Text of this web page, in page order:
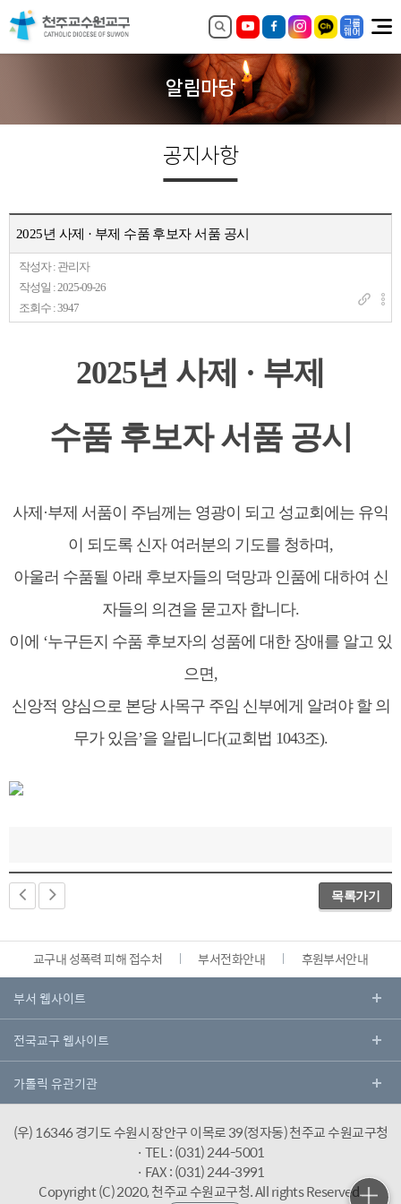
알림마당
공지사항
2025년 사제 · 부제 수품 후보자 서품 공시
작성자 : 관리자
작성일 : 2025-09-26
조회수 : 3947
2025년 사제 · 부제
수품 후보자 서품 공시
사제·부제 서품이 주님께는 영광이 되고 성교회에는 유익
이 되도록 신자 여러분의 기도를 청하며,
아울러 수품될 아래 후보자들의 덕망과 인품에 대하여 신
자들의 의견을 묻고자 합니다.
이에 ‘누구든지 수품 후보자의 성품에 대한 장애를 알고 있
으면,
신앙적 양심으로 본당 사목구 주임 신부에게 알려야 할 의
무가 있음’을 알립니다(교회법 1043조).
목록가기
교구내 성폭력 피해 접수처 부서전화안내 후원부서안내
(우) 16346 경기도 수원시 장안구 이목로 39(정자동) 천주교 수원교구청
· TEL : (031) 244-5001
· FAX : (031) 244-3991
Copyright (C) 2020, 천주교 수원교구청.All rights Reserved.